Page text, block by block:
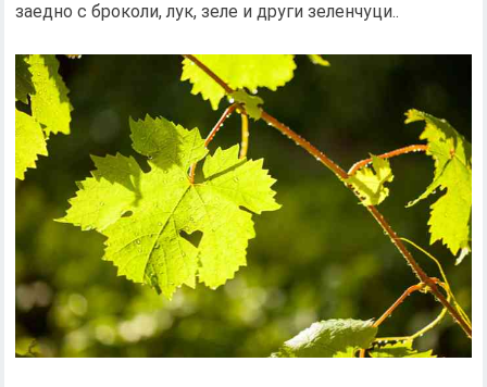
заедно с броколи, лук, зеле и други зеленчуци..